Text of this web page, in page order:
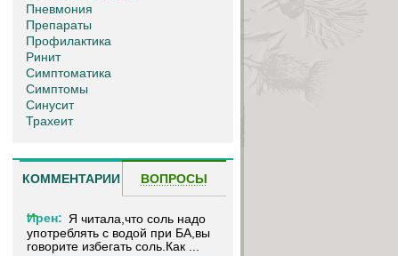
Пневмония
Препараты
Профилактика
Ринит
Симптоматика
Симптомы
Синусит
Трахеит
КОММЕНТАРИИ ВОПРОСЫ
Ирен: Я читала,что соль надо
употреблять с водой при БА,вы
говорите избегать соль.Как ...